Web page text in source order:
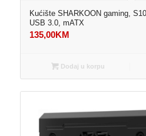
Kućište SHARKOON gaming,
USB 3.0, mATX
135,00KM
Dodaj u korpu